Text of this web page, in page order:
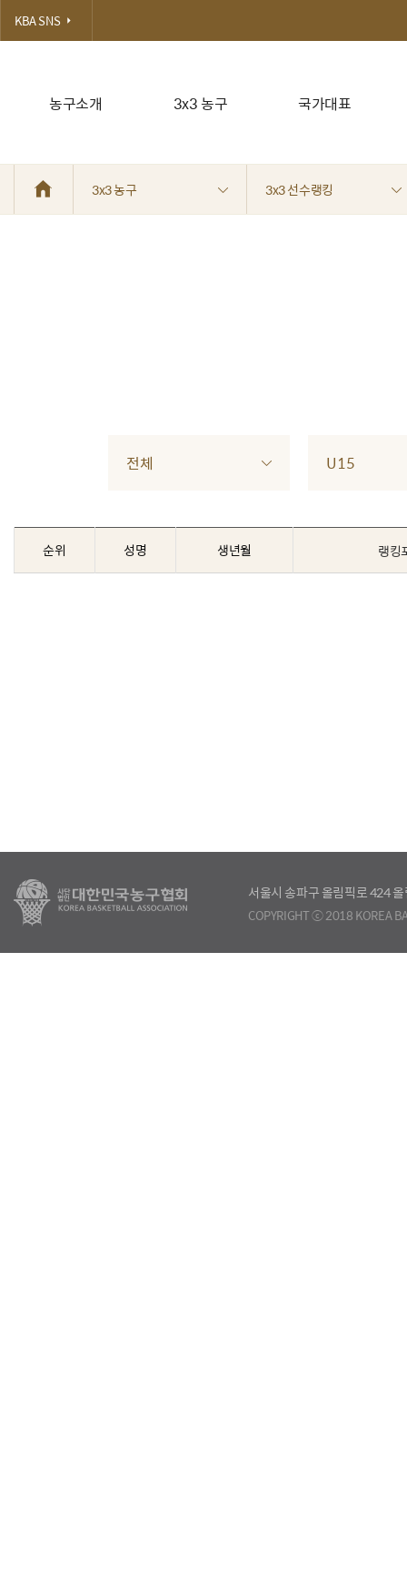
농구소개 3x3 농구 국가대표
KBA SNS
3x3 농구 3x3 선수랭킹
전체 U15
순위 성명 생년월 랭킹
서울시 송파구 올림픽로 424
COPYRIGHT ⓒ 2018 KOREA